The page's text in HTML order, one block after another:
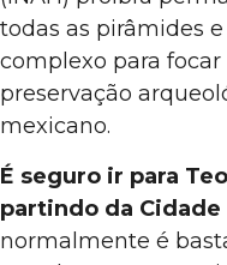
todas as pirâmides
complexo para focar
preservação
mexicano.
É seguro ir para
partindo da Cidade
normalmente é